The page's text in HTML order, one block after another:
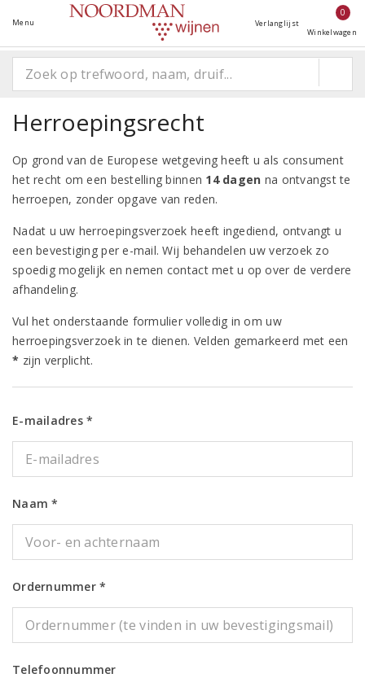
Menu Verlanglijst
0
Winkelwagen
Herroepingsrecht
Op grond van de Europese wetgeving heeft u als consument
het recht om een bestelling binnen 14 dagen na ontvangst te
herroepen, zonder opgave van reden.
Nadat u uw herroepingsverzoek heeft ingediend, ontvangt u
een bevestiging per e-mail. Wij behandelen uw verzoek zo
spoedig mogelijk en nemen contact met u op over de verdere
afhandeling.
Vul het onderstaande formulier volledig in om uw
herroepingsverzoek in te dienen. Velden gemarkeerd met een
* zijn verplicht.
E-mailadres *
Naam *
Ordernummer *
Telefoonnummer